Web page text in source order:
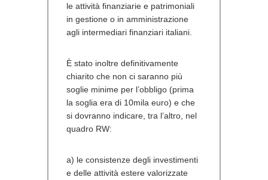
le attività finanziarie e patrimoniali
in gestione o in amministrazione
agli intermediari finanziari italiani.
È stato inoltre definitivamente
chiarito che non ci saranno più
soglie minime per l’obbligo (prima
la soglia era di 10mila euro) e che
si dovranno indicare, tra l’altro, nel
quadro RW:
a) le consistenze degli investimenti
e delle attività estere valorizzate